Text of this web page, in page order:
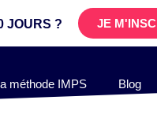
JOURS ? JE
méthode IMPS Blog